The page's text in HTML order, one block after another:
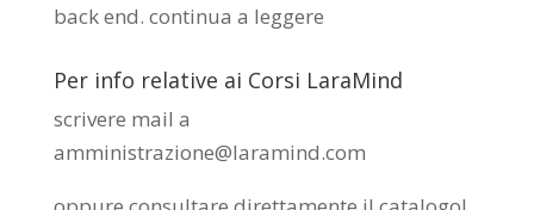
back end. continua a leggere
Per info relative ai Corsi LaraMind
scrivere mail a
amministrazione@laramind.com